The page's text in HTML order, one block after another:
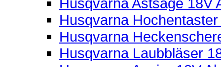
Husqvarna
Husqvarna
Husqvarna Laubbläser